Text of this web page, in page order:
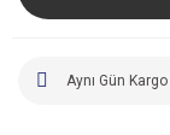
Aynı Gün Kargo